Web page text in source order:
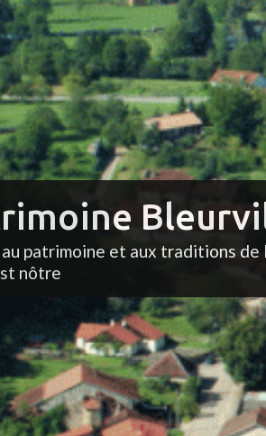
patrimoine et aux traditions de
nôtre